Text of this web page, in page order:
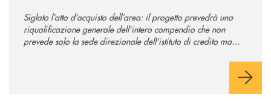
Siglato l’atto d’acquisto dell’area: il progetto prevedrà una
riqualificazione generale dell’intero compendio che non
prevede solo la sede direzionale dell’istituto di credito ma